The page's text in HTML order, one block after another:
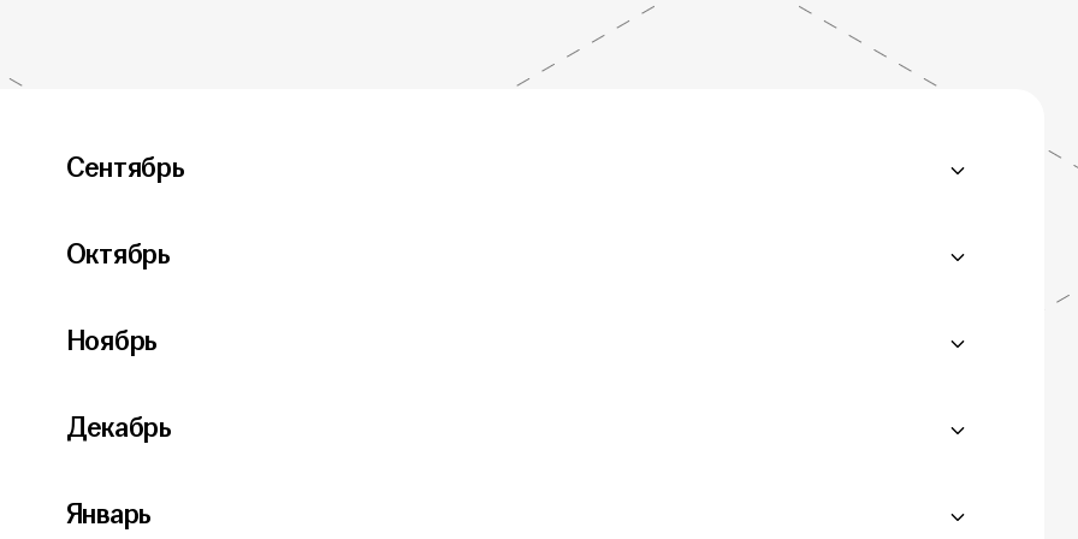
Сентябрь
Октябрь
Ноябрь
Декабрь
Январь